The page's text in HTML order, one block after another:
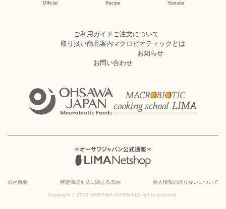
Official Recipe Youtube
ご利用ガイドご注文について
取り扱い商品案内マクロビオティックとは
お知らせ
お問い合わせ
会社概要 特定商取引法に関する表示 個人情報の取り扱いについて
Copyright © 2023 OHSAWA JAPAN ALL rights reserved.